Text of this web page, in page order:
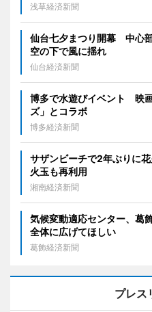
浅草経済新聞
仙台七夕まつり開幕 中心
空の下で風に揺れ
仙台経済新聞
博多で水遊びイベント 映
ズ」とコラボ
博多経済新聞
サザンビーチで2年ぶりに
火玉も再利用
湘南経済新聞
気候変動適応センター、
全体に広げてほしい
葛飾経済新聞
プレス